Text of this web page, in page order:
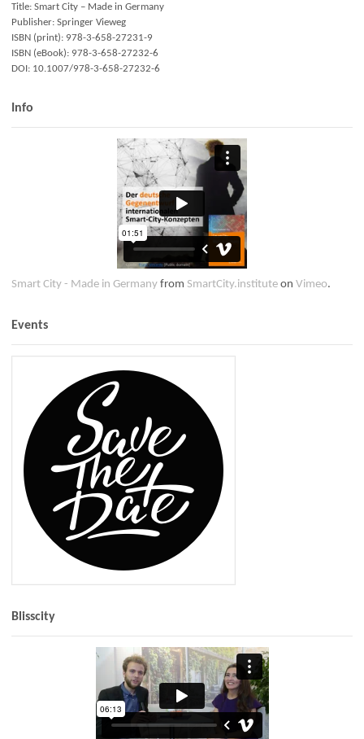
Title: Smart City – Made in Germany
Publisher: Springer Vieweg
ISBN (print): 978-3-658-27231-9
ISBN (eBook): 978-3-658-27232-6
DOI: 10.1007/978-3-658-27232-6
Info
Smart City - Made in Germany from SmartCity.institute on Vimeo.
Events
Blisscity